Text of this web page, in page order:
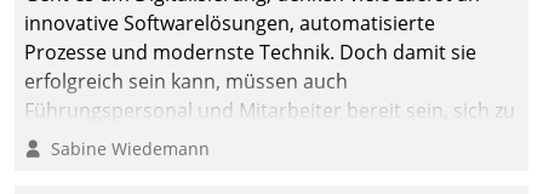
innovative Softwarelösungen, automatisierte
Prozesse und modernste Technik. Doch damit sie
erfolgreich sein kann, müssen auch
Führungspersonal und Mitarbeiter bereit sein, sich zu
verändern und anzupassen, sonst werden sie an ihr
Sabine Wiedemann